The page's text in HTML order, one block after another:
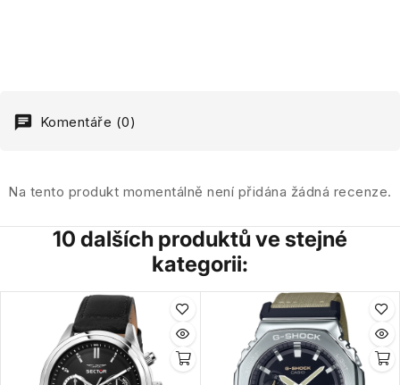
Komentáře (0)
Na tento produkt momentálně není přidána žádná recenze.
10 dalších produktů ve stejné
kategorii: